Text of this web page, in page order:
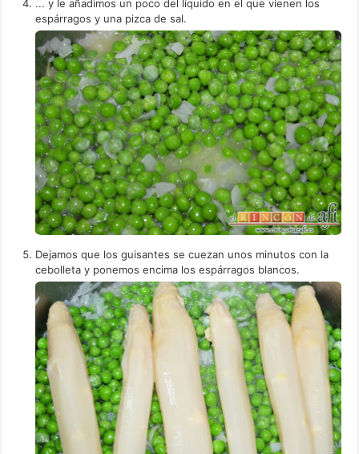
... y le añadimos un poco del líquido en el que vienen los
espárragos y una pizca de sal.
Dejamos que los guisantes se cuezan unos minutos con la
cebolleta y ponemos encima los espárragos blancos.